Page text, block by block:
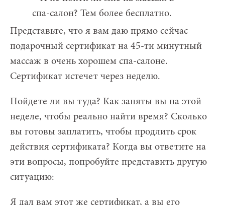
Представьте, что я вам даю прямо сейчас
подарочный сертификат на 45-ти минутный
массаж в очень хорошем спа-салоне.
Сертификат истечет через неделю.
Пойдете ли вы туда? Как заняты вы на этой
неделе, чтобы реально найти время? Сколько
вы готовы заплатить, чтобы продлить срок
действия сертификата? Когда вы ответите на
эти вопросы, попробуйте представить другую
ситуацию:
Я дал вам этот же сертификат, а вы его